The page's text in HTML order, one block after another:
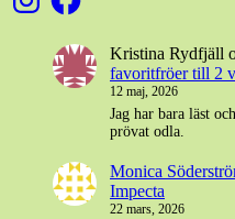
Kristina Rydfjäll
favoritfröer till 2
12 maj, 2026
Jag har bara läst
prövat odla.
Monica
Impecta
22 mars, 2026